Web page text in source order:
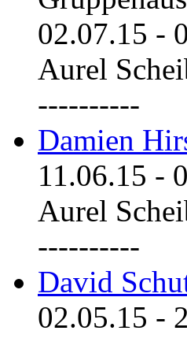
02.07.15 -
Aurel
----------
Damien
11.06.15 -
Aurel
----------
David
02.05.15 -